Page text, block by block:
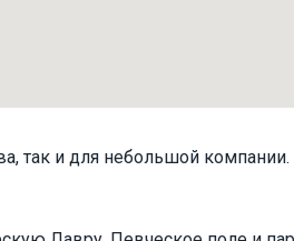
так и для небольшой компании.